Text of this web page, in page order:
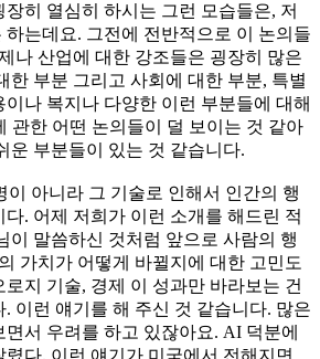
히 열심히 하시는 그런 모습들은, 저
하는데요. 그전에 전반적으로 이 논의들
나 산업에 대한 강조들은 굉장히 많은
한 부분 그리고 사회에 대한 부분, 특별
나 복지나 다양한 이런 부분들에 대해
관한 어떤 논의들이 덜 보이는 것 같아
운 부분들이 있는 것 같습니다.
이 아니라 그 기술로 인해서 인간의 행
. 어제 저희가 이런 소개를 해드린 적
이 말씀하신 것처럼 앞으로 사람의 행
가치가 어떻게 바뀔지에 대한 고민도
지 기술, 경제 이 성과만 바라보는 건
이런 얘기를 해 주신 것 같습니다. 많은
서 우려를 하고 있잖아요. AI 덕분에